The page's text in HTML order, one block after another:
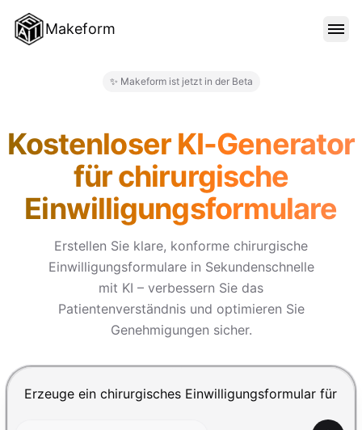
Makeform
PREISE
ANMELDEN
KOSTENLOS TESTEN
✨ Makeform ist jetzt in der Beta
Kostenloser KI-Generator
für chirurgische
Einwilligungsformulare
Erstellen Sie klare, konforme chirurgische
Einwilligungsformulare in Sekundenschnelle
mit KI – verbessern Sie das
Patientenverständnis und optimieren Sie
Genehmigungen sicher.
Drücke Enter zum Absenden, Shift+Enter für einen